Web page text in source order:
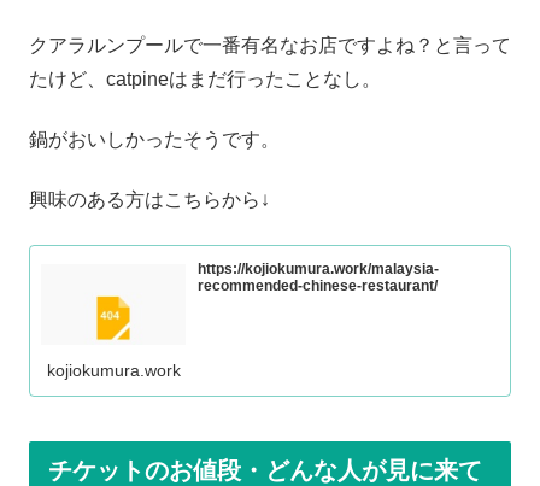
クアラルンプールで一番有名なお店ですよね？と言って
たけど、catpineはまだ行ったことなし。
鍋がおいしかったそうです。
興味のある方はこちらから↓
https://kojiokumura.work/malaysia-
recommended-chinese-restaurant/
kojiokumura.work
チケットのお値段・どんな人が見に来て